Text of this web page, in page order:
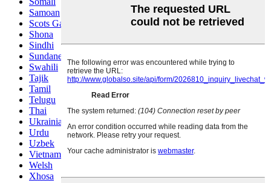
Samoan
Scots Gaelic
Shona
Sindhi
Sundanese
Swahili
Tajik
Tamil
Telugu
Thai
Ukrainian
Urdu
Uzbek
Vietnamese
Welsh
Xhosa